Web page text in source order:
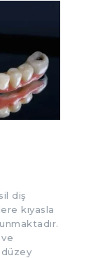
diş
kıyasla